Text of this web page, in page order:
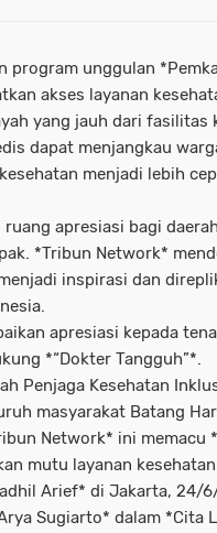
program unggulan
akses layanan
yang jauh dari fasilitas
dapat menjangkau
menjadi lebih
apresiasi bagi
*Tribun Network*
inspirasi dan
apresiasi kepada
*“Dokter Tangguh”*.
Penjaga Kesehatan
masyarakat Batang
Network* ini memacu
mutu layanan
Arief* di Jakarta, 24/
Sugiarto* dalam *Cita